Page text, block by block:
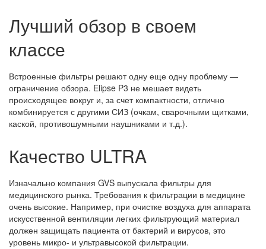
Лучший обзор в своем
классе
Встроенные фильтры решают одну еще одну проблему —
ограничение обзора. Elipse P3 не мешает видеть
происходящее вокруг и, за счет компактности, отлично
комбинируется с другими СИЗ (очкам, сварочными щитками,
каской, противошумными наушниками и т.д.).
Качество ULTRA
Изначально компания GVS выпускала фильтры для
медицинского рынка. Требования к фильтрации в медицине
очень высокие. Например, при очистке воздуха для аппарата
искусственной вентиляции легких фильтрующий материал
должен защищать пациента от бактерий и вирусов, это
уровень микро- и ультравысокой фильтрации.